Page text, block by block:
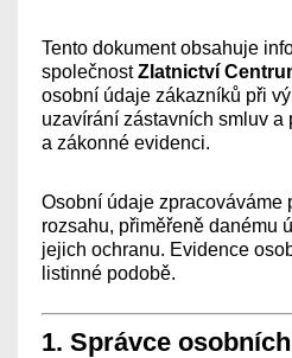
Tento dokument obsahuje
společnostZlatnictví
osobní údaje zákazníků při
uzavírání zástavních smluv
a zákonné evidenci.
Osobní údaje zpracováváme
rozsahu, přiměřeně danému
jejich ochranu. Evidence
listinné podobě.
1. Správce